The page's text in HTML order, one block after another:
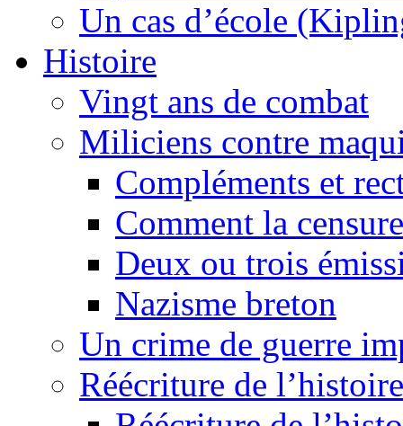
Un cas d’école
Histoire
Vingt ans de combat
Miliciens contre
Compléments et
Comment la
Deux ou trois
Nazisme breton
Un crime de guerre
Réécriture de